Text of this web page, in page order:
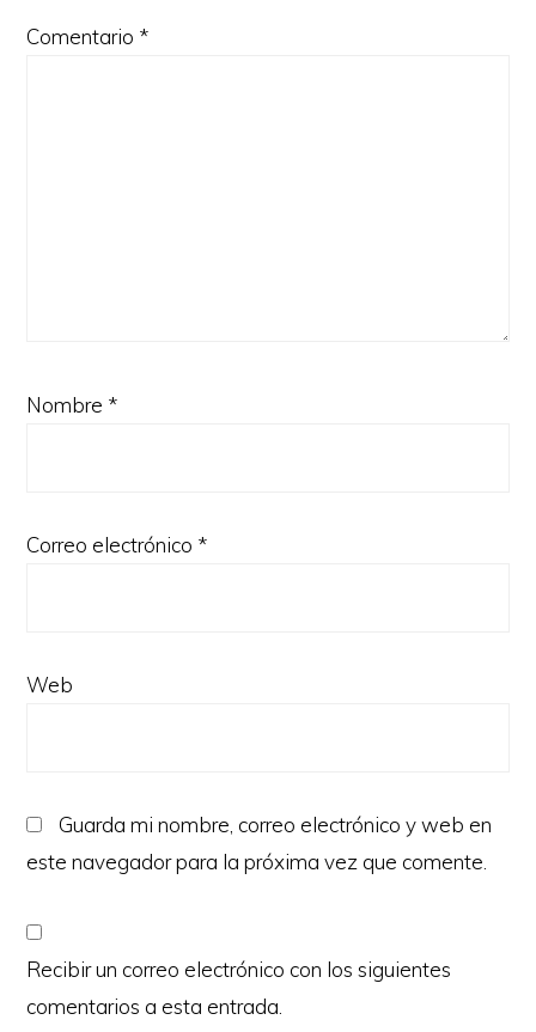
Comentario *
Nombre *
Correo electrónico *
Web
Guarda mi nombre, correo electrónico y web en
este navegador para la próxima vez que comente.
Recibir un correo electrónico con los siguientes
comentarios a esta entrada.